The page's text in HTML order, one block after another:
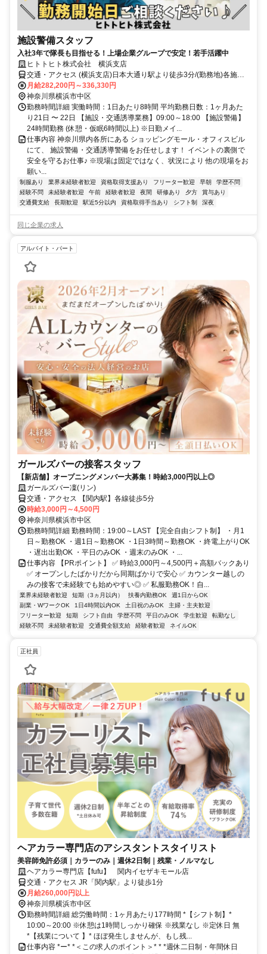
施設警備スタッフ
入社3年で隊長も目指せる！上場企業グループで安定！若手活躍中
ヒトトヒト株式会社 横浜支店
交通・アクセス (横浜支店)日本大通り駅より徒歩3分/(勤務地)各施設
駅より徒歩1～10分
月給282,200円～336,330円
神奈川県横浜市中区
勤務時間詳細 実働時間：1日あたり8時間 平均勤務日数：1ヶ月あた
り21日 〜 22日 【施設・交通誘導業務】09:00～18:00 【施設警備】
24時間勤務 (休憩・仮眠6時間以上) ※日勤メイ...
仕事内容 神奈川県内各所にある ショッピングモール・オフィスビル
にて、 施設警備・交通誘導警備をお任せします！ イベントの裏側で
安全を守るお仕事♪ ※現場は固定ではなく、状況により 他の現場をお
願い...
制服あり 業界未経験者歓迎 資格取得支援あり フリーター歓迎 早朝
学歴不問
経験不問
未経験者歓迎 午前 経験者歓迎 夜間 研修あり 夕方
賞与あり
交通費支給
長期歓迎 駅近5分以内 資格取得手当あり シフト制 深夜
同じ企業の求人
アルバイト・パート
ガールズバーの接客スタッフ
【新店舗】オープニングメンバー大募集！時給3,000円以上◎
ガールズバー凜(リン)
交通・アクセス 【関内駅】各線徒歩5分
時給3,000円～4,500円
神奈川県横浜市中区
勤務時間詳細 勤務時間：19:00～LAST 【完全自由シフト制】 ・月1
日～勤務OK ・週1日～勤務OK ・1日3時間～勤務OK ・終電上がりOK
・遅出出勤OK ・平日のみOK ・週末のみOK ・...
仕事内容 【PRポイント】 ✅ 時給3,000円～4,500円＋高額バックあり
✅ オープンしたばかりだから同期ばかりで安心 ✅ カウンター越しの
みの接客で未経験でも始めやすい◎ ✅ 私服勤務OK！自...
業界未経験者歓迎 短期（3ヵ月以内） 扶養内勤務OK
週1日からOK
副業・WワークOK
1日4時間以内OK 土日祝のみOK
主婦・主夫歓迎
フリーター歓迎
短期 シフト自由 学歴不問 平日のみOK 学生歓迎
転勤なし
経験不問
未経験者歓迎 交通費全額支給 経験者歓迎 ネイルOK
正社員
ヘアカラー専門店のアシスタントスタイリスト
美容師免許必須｜カラーのみ｜週休2日制｜残業・ノルマなし
ヘアカラー専門店【fufu】 関内イセザキモール店
交通・アクセス JR「関内駅」より徒歩1分
月給260,000円以上
神奈川県横浜市中区
勤務時間詳細 総労働時間：1ヶ月あたり177時間 *【シフト制】*
10:00～20:00 ※休憩は1時間しっかり確保 ※残業なし ※定休日 無
*【残業について 】* ほぼ発生しませんが、もし残...
仕事内容 *ー* *＜この求人のポイント＞* * *週休二日制・年間休日